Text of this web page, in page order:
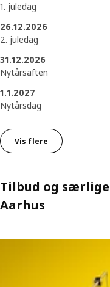
1. juledag
26.12.2026
2. juledag
31.12.2026
Nytårsaften
1.1.2027
Nytårsdag
Vis flere
Tilbud og særlige
Aarhus